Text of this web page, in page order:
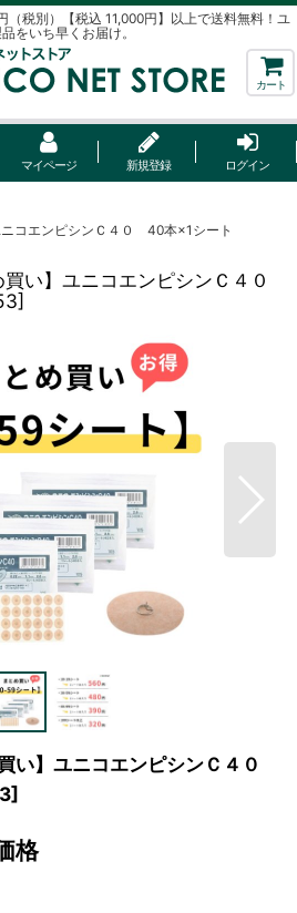
（税別）【税込 11,000円】以上で送料無料！ユ
をいち早くお届け。
カート
マイページ 新規登録 ログイン
ニコエンピシンＣ４０ 40本×1シート
買い】ユニコエンピシンＣ４０
]
い】ユニコエンピシンＣ４０
]
格